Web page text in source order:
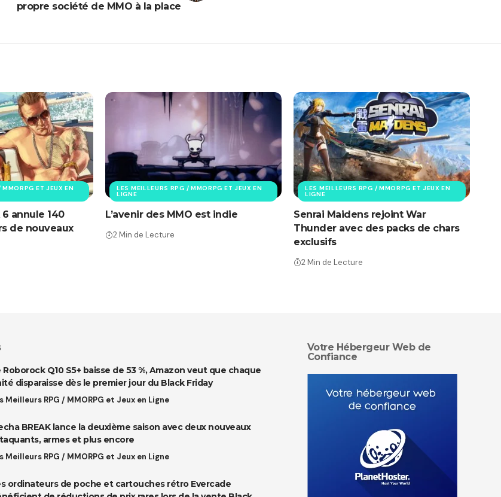
propre société de MMO à la place
ET JEUX EN
6 annule 140
de nouveaux
LES MEILLEURS RPG / MMORPG ET JEUX EN
LIGNE
L’avenir des MMO est indie
2 Min de Lecture
LES MEILLEURS RPG / MMORPG ET JEUX EN
LIGNE
Senrai Maidens rejoint War
Thunder avec des packs de chars
exclusifs
2 Min de Lecture
Roborock Q10 S5+ baisse de 53 %, Amazon veut que chaque
disparaisse dès le premier jour du Black Friday
Meilleurs RPG / MMORPG et Jeux en Ligne
BREAK lance la deuxième saison avec deux nouveaux
armes et plus encore
Meilleurs RPG / MMORPG et Jeux en Ligne
ordinateurs de poche et cartouches rétro Evercade
Votre Hébergeur Web de
Confiance